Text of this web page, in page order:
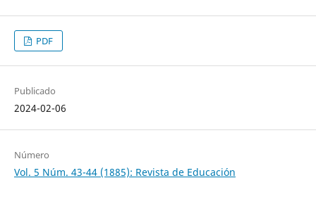
PDF
Publicado
2024-02-06
Número
Vol. 5 Núm. 43-44 (1885): Revista de Educación